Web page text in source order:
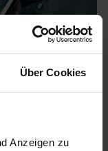
Über Cookies
Anzeigen zu